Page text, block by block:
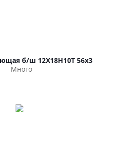
б/ш 12Х18Н10Т 56х3
Много